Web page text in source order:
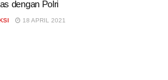
dengan Polri
18 APRIL 2021